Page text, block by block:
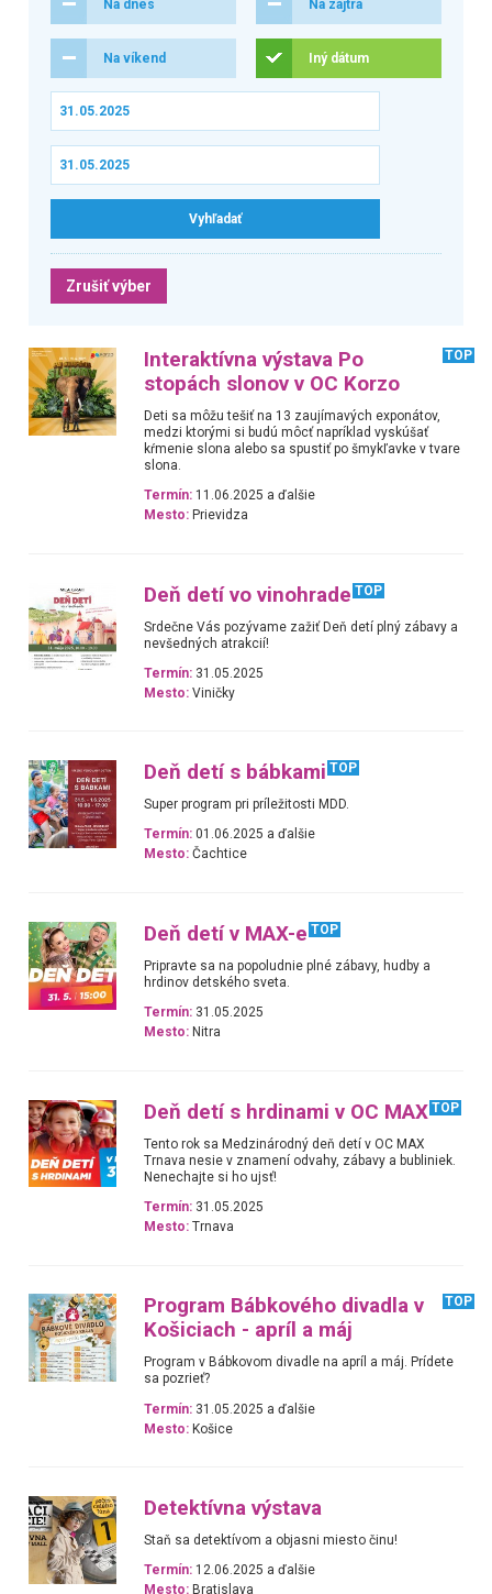
Na dnes Na zajtra
Na víkend Iný dátum
Zrušiť výber
Interaktívna výstava Po
stopách slonov v OC Korzo
TOP
Deti sa môžu tešiť na 13 zaujímavých exponátov,
medzi ktorými si budú môcť napríklad vyskúšať
kŕmenie slona alebo sa spustiť po šmykľavke v tvare
slona.
Termín: 11.06.2025 a ďalšie
Mesto: Prievidza
Deň detí vo vinohrade TOP
Srdečne Vás pozývame zažiť Deň detí plný zábavy a
nevšedných atrakcií!
Termín: 31.05.2025
Mesto: Viničky
Deň detí s bábkami TOP
Super program pri príležitosti MDD.
Termín: 01.06.2025 a ďalšie
Mesto: Čachtice
Deň detí v MAX-e TOP
Pripravte sa na popoludnie plné zábavy, hudby a
hrdinov detského sveta.
Termín: 31.05.2025
Mesto: Nitra
Deň detí s hrdinami v OC MAX TOP
Tento rok sa Medzinárodný deň detí v OC MAX
Trnava nesie v znamení odvahy, zábavy a bubliniek.
Nenechajte si ho ujsť!
Termín: 31.05.2025
Mesto: Trnava
Program Bábkového divadla v
Košiciach - apríl a máj
TOP
Program v Bábkovom divadle na apríl a máj. Prídete
sa pozrieť?
Termín: 31.05.2025 a ďalšie
Mesto: Košice
Detektívna výstava
Staň sa detektívom a objasni miesto činu!
Termín: 12.06.2025 a ďalšie
Mesto: Bratislava